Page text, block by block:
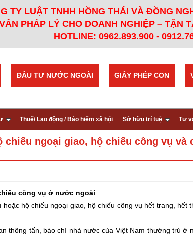
TY LUẬT TNHH HỒNG THÁI VÀ ĐỒNG
PHÁP LÝ CHO DOANH NGHIỆP – TẬN
HOTLINE: 0962.893.900 -
GIẤY PHÉP CON
ĐẦU TƯ NƯỚC NGOÀI
Thuế/ Lao động / Bảo hiểm xã hội Sở hữu trí tuệ Tư
ngoại giao, hộ chiếu công vụ và
công vụ ở nước ngoài
hộ chiếu ngoại giao, hộ chiếu công vụ hết trang, hết
thông tấn, báo chí nhà nước của Việt Nam thường trú ở